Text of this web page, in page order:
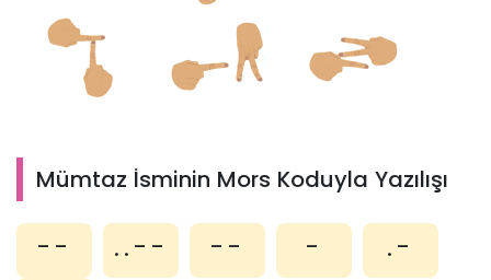
Mümtaz İsminin Mors Koduyla Yazılışı
-- ..-- -- -
.-